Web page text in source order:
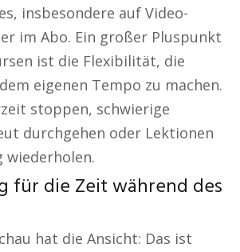
insbesondere auf Video-
im Abo. Ein großer Pluspunkt
ist die Flexibilität, die
eigenen Tempo zu machen.
stoppen, schwierige
durchgehen oder Lektionen
für die Zeit während des
hat die Ansicht: Das ist